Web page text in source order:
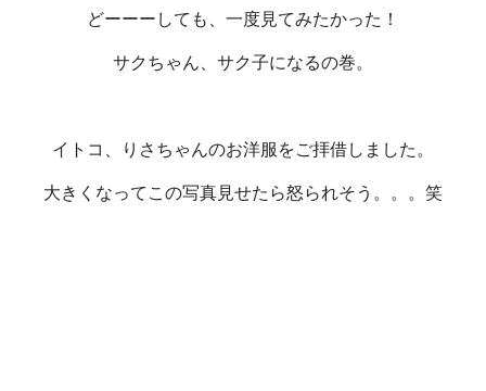
どーーーしても、一度見てみたかった！
サクちゃん、サク子になるの巻。
イトコ、りさちゃんのお洋服をご拝借しました。
大きくなってこの写真見せたら怒られそう。。。笑